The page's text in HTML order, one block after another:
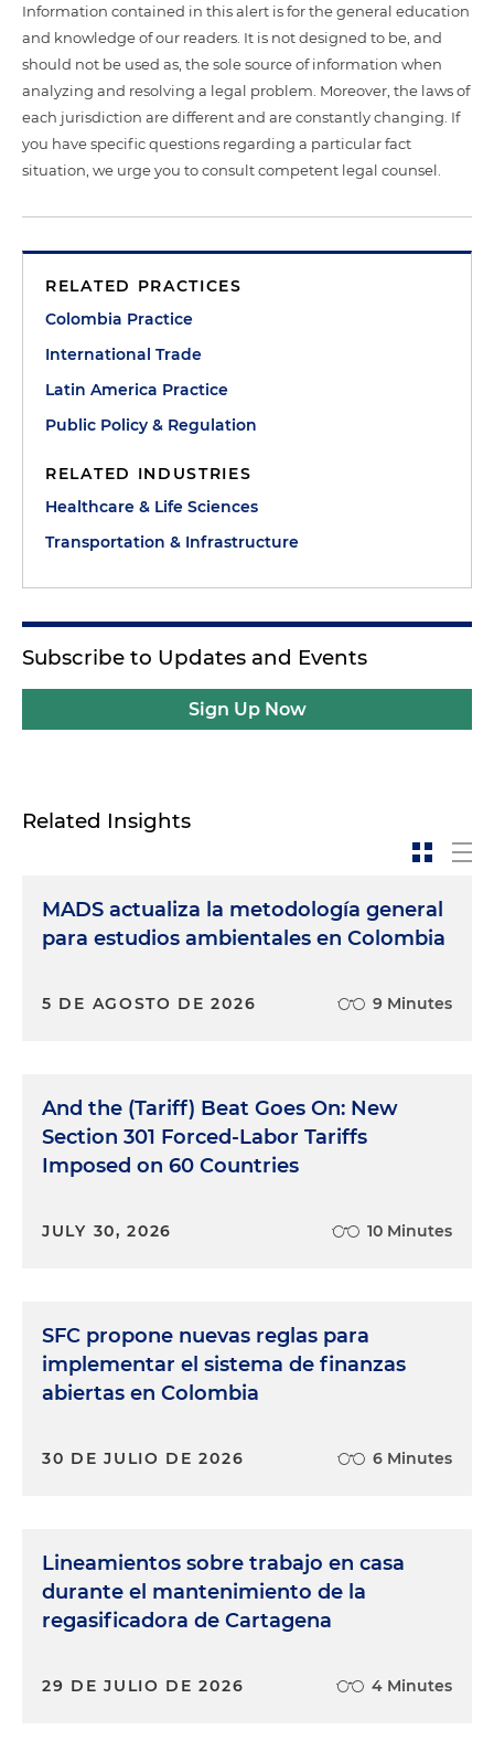
Information contained in this alert is for the general education
and knowledge of our readers. It is not designed to be, and
should not be used as, the sole source of information when
analyzing and resolving a legal problem. Moreover, the laws of
each jurisdiction are different and are constantly changing. If
you have specific questions regarding a particular fact
situation, we urge you to consult competent legal counsel.
RELATED PRACTICES
Colombia Practice
International Trade
Latin America Practice
Public Policy & Regulation
RELATED INDUSTRIES
Healthcare & Life Sciences
Transportation & Infrastructure
Subscribe to Updates and Events
Sign Up Now
Related Insights
MADS actualiza la metodología general
para estudios ambientales en Colombia
5 DE AGOSTO DE 2026 9 Minutes
And the (Tariff) Beat Goes On: New
Section 301 Forced-Labor Tariffs
Imposed on 60 Countries
JULY 30, 2026 10 Minutes
SFC propone nuevas reglas para
implementar el sistema de finanzas
abiertas en Colombia
30 DE JULIO DE 2026 6 Minutes
Lineamientos sobre trabajo en casa
durante el mantenimiento de la
regasificadora de Cartagena
29 DE JULIO DE 2026 4 Minutes